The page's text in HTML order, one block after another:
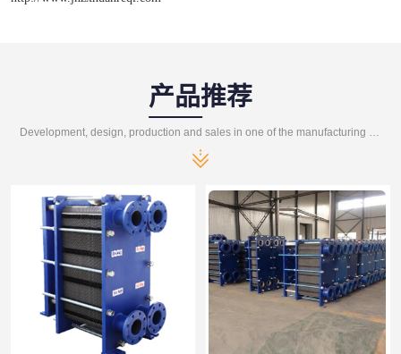
产品推荐
Development, design, production and sales in one of the manufacturing enterprises